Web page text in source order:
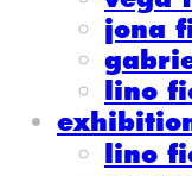
jona
lino
lino